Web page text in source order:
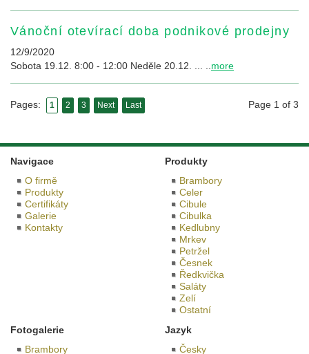
Vánoční otevírací doba podnikové prodejny
12/9/2020
Sobota 19.12. 8:00 - 12:00 Neděle 20.12. ... .. more
Pages: 1 2 3 Next Last Page 1 of 3
Navigace
O firmě
Produkty
Certifikáty
Galerie
Kontakty
Produkty
Brambory
Celer
Cibule
Cibulka
Kedlubny
Mrkev
Petržel
Česnek
Ředkvička
Saláty
Zelí
Ostatní
Fotogalerie
Brambory
Jazyk
Česky